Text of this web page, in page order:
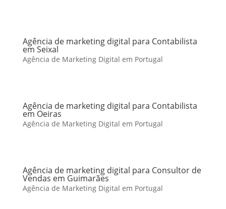
Agência de marketing digital para Contabilista
em Seixal
Agência de Marketing Digital em Portugal
Agência de marketing digital para Contabilista
em Oeiras
Agência de Marketing Digital em Portugal
Agência de marketing digital para Consultor de
Vendas em Guimarães
Agência de Marketing Digital em Portugal